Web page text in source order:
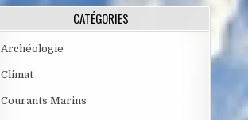
CATÉGORIES
Archéologie
Climat
Courants Marins